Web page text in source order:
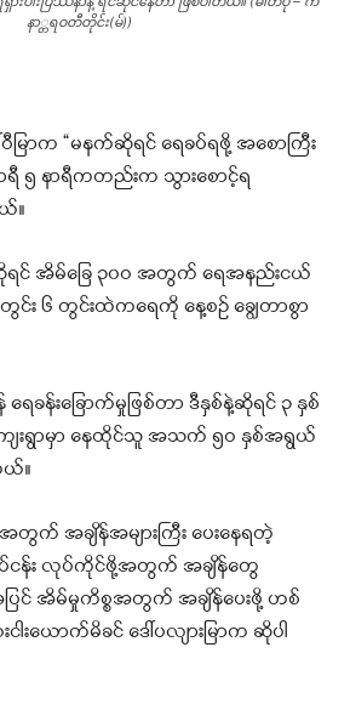
နာ္တရဝတီတိုင်း(မ်))
ဝီမြာက “မနက်ဆိုရင် ရေခပ်ရဖို့ အစောကြီး
ရီ ၅ နာရီကတည်းက သွားစောင့်ရ
။
ရင် အိမ်ခြေ ၃၀ဝ အတွက် ရေအနည်းငယ်
း ၆ တွင်းထဲကရေကို နေ့စဉ် ချွေတာစွာ
ခန်းခြောက်မှုဖြစ်တာ ဒီနှစ်နဲ့ဆိုရင် ၃ နှစ်
ျေးရွာမှာ နေထိုင်သူ အသက် ၅ဝ နှစ်အရွယ်
ယ်။
က် အချိန်အများကြီး ပေးနေရတဲ့
န်း လုပ်ကိုင်ဖို့အတွက် အချိန်တွေ
င် အိမ်မှုကိစ္စအတွက် အချိန်ပေးဖို့ ဟစ်
ောက်မိခင် ဒေါ်ပလျားမြာက ဆိုပါ